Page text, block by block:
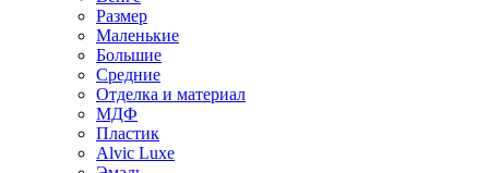
Размер
Маленькие
Большие
Средние
Отделка и материал
МДФ
Пластик
Alvic Luxe